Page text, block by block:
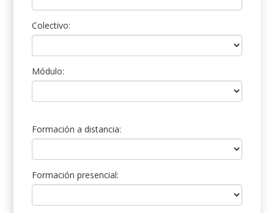
Colectivo:
Módulo:
Formación a distancia:
Formación presencial: